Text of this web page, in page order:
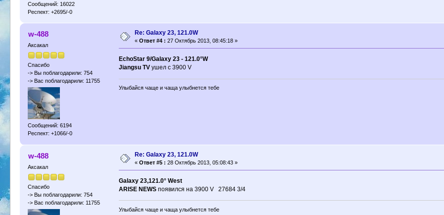
Сообщений: 16022
Респект: +2695/-0
w-488
Аксакал
Спасибо
-> Вы поблагодарили: 754
-> Вас поблагодарили: 11755
Сообщений: 6194
Респект: +1066/-0
Re: Galaxy 23, 121.0W
«Ответ #4 : 27 Октябрь 2013, 08:45:18 »
EchoStar 9/Galaxy 23 - 121.0°W
Jiangsu TVушел с 3900 V
Улыбайся чаще и чаща улыбнется тебе
w-488
Аксакал
Спасибо
-> Вы поблагодарили: 754
-> Вас поблагодарили: 11755
Re: Galaxy 23, 121.0W
«Ответ #5 : 28 Октябрь 2013, 05:08:43 »
Galaxy 23,121.0° West
ARISE NEWS появился на 3900 V 27684 3/4
Улыбайся чаще и чаща улыбнется тебе